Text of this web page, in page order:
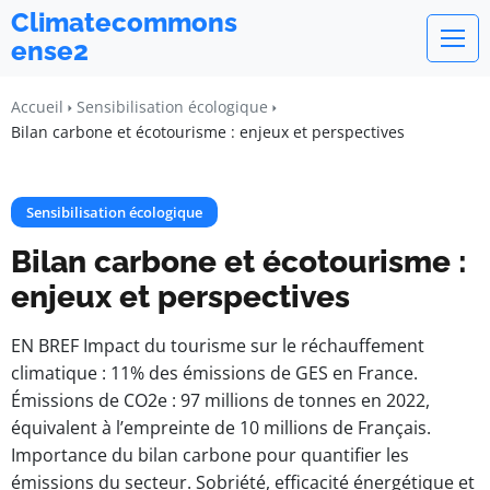
Climatecommons
ense2
Accueil
Sensibilisation écologique
Bilan carbone et écotourisme : enjeux et perspectives
Sensibilisation écologique
Bilan carbone et écotourisme :
enjeux et perspectives
EN BREF Impact du tourisme sur le réchauffement
climatique : 11% des émissions de GES en France.
Émissions de CO2e : 97 millions de tonnes en 2022,
équivalent à l’empreinte de 10 millions de Français.
Importance du bilan carbone pour quantifier les
émissions du secteur. Sobriété, efficacité énergétique et